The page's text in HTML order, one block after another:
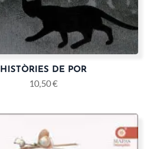
HISTÒRIES DE POR
10,50€